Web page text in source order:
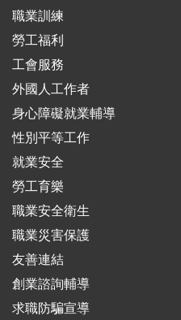
職業訓練
勞工福利
工會服務
外國人工作者
身心障礙就業輔導
性別平等工作
就業安全
勞工育樂
職業安全衛生
職業災害保護
友善連結
創業諮詢輔導
求職防騙宣導